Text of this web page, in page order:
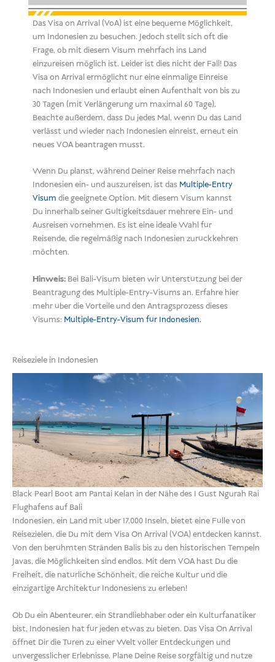
Das Visa on Arrival (VoA) ist eine bequeme Möglichkeit,
um Indonesien zu besuchen. Jedoch stellt sich oft die
Frage, ob mit diesem Visum mehrfach ins Land
einzureisen möglich ist. Leider ist dies nicht der Fall! Das
Visa on Arrival ermöglicht nur eine einmalige Einreise
nach Indonesien und erlaubt einen Aufenthalt von bis zu
30 Tagen (mit Verlängerung um maximal 60 Tage).
Beachte außerdem, dass Du jedes Mal, wenn Du das Land
verlässt und wieder nach Indonesien einreist, erneut ein
neues VOA beantragen musst.
Wenn Du planst, während Deiner Reise mehrfach nach
Indonesien ein- und auszureisen, ist das Multiple-Entry
Visum die geeignete Option. Mit diesem Visum kannst
Du innerhalb seiner Gültigkeitsdauer mehrere Ein- und
Ausreisen vornehmen. Es ist eine ideale Wahl für
Reisende, die regelmäßig nach Indonesien zurückkehren
möchten.
Hinweis:Bei Bali-Visum bieten wir Unterstützung bei der
Beantragung des Multiple-Entry-Visums an. Erfahre hier
mehr über die Vorteile und den Antragsprozess dieses
Visums: Multiple-Entry-Visum für Indonesien.
Reiseziele in Indonesien
Black Pearl Boot am Pantai Kelan in der Nähe des I Gust Ngurah Rai
Flughafens auf Bali
Indonesien, ein Land mit über 17.000 Inseln, bietet eine Fülle von
Reisezielen, die Du mit dem Visa On Arrival (VOA) entdecken kannst.
Von den berühmten Stränden Balis bis zu den historischen Tempeln
Javas, die Möglichkeiten sind endlos. Mit dem VOA hast Du die
Freiheit, die natürliche Schönheit, die reiche Kultur und die
einzigartige Architektur Indonesiens zu erleben!
Ob Du ein Abenteurer, ein Strandliebhaber oder ein Kulturfanatiker
bist, Indonesien hat für jeden etwas zu bieten. Das Visa On Arrival
öffnet Dir die Türen zu einer Welt voller Entdeckungen und
unvergesslicher Erlebnisse. Plane Deine Reise sorgfältig und nutze